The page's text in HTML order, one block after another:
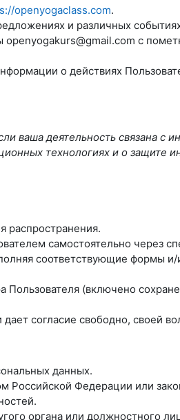
openyogaclass.com.
и различных
openyogakurs@gmail.com с
о действиях
ваша деятельность связана с
технологиях и о защите
распространения.
самостоятельно через
соответствующие формы и/
Пользователя (включено
согласие свободно, своей
данных.
Российской Федерации или
органа или должностного